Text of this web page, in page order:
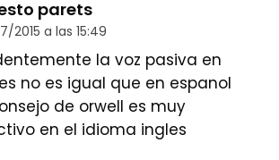
parets
2015 a las 15:49
la voz pasiva en
no es igual que en espanol
de orwell es muy
en el idioma ingles